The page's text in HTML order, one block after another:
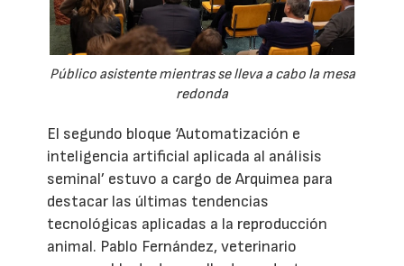
Público asistente mientras se lleva a cabo la mesa
redonda
El segundo bloque ‘Automatización e
inteligencia artificial aplicada al análisis
seminal’ estuvo a cargo de Arquimea para
destacar las últimas tendencias
tecnológicas aplicadas a la reproducción
animal. Pablo Fernández, veterinario